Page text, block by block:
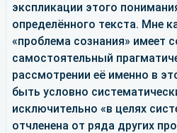
экспликации этого
определённого текста. Мне
«проблема сознания» имеет
самостоятельный
рассмотрении её именно в
быть условно
исключительно «в целях
отчленена от ряда других